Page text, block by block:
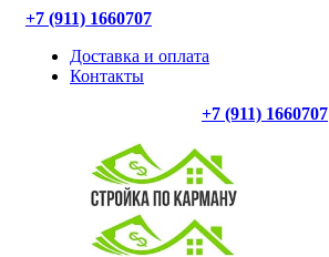
+7 (911) 1660707
Доставка и оплата
Контакты
+7 (911) 1660707